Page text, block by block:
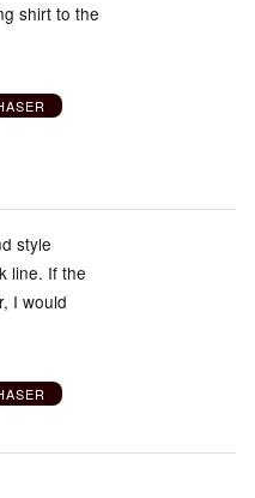
shirt to the
style
line. If the
I would